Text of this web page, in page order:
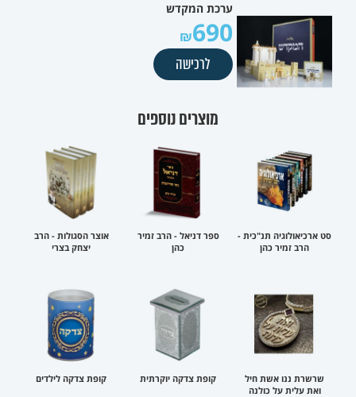
ערכת המקדש
690
לרכישה
מוצרים נוספים
סט ארכיאולוגיה תנ"כית -
הרב זמיר כהן
ספר דניאל - הרב זמיר
כהן
אוצר הסגולות - הרב
יצחק בצרי
שרשרת ננו אשת חיל
ואת עלית על כולנה
קופת צדקה יוקרתית קופת צדקה לילדים